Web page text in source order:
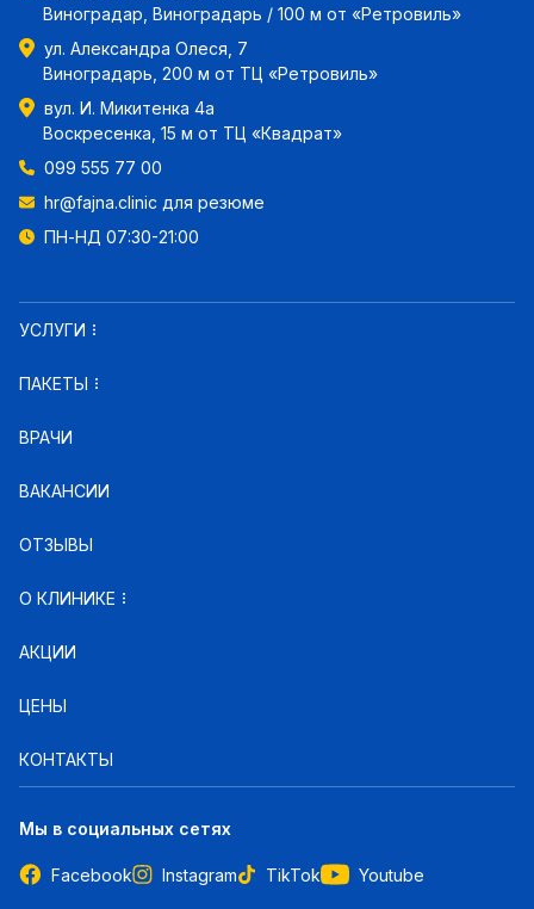
Виноградар, Виноградарь / 100 м от «Ретровиль»
ул. Александра Олеся, 7
Виноградарь, 200 м от ТЦ «Ретровиль»
вул. И. Микитенка 4а
Воскресенка, 15 м от ТЦ «Квадрат»
099 555 77 00
hr@fajna.clinic для резюме
ПН-НД 07:30-21:00
УСЛУГИ
ПАКЕТЫ
ВРАЧИ
ВАКАНСИИ
ОТЗЫВЫ
О КЛИНИКЕ
АКЦИИ
ЦЕНЫ
КОНТАКТЫ
Мы в социальных сетях
Facebook Instagram TikTok Youtube